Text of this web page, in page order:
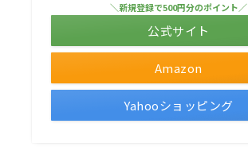
Amazon
Yahooショッピング
＼新規登録で500円分のポイント／
公式サイト